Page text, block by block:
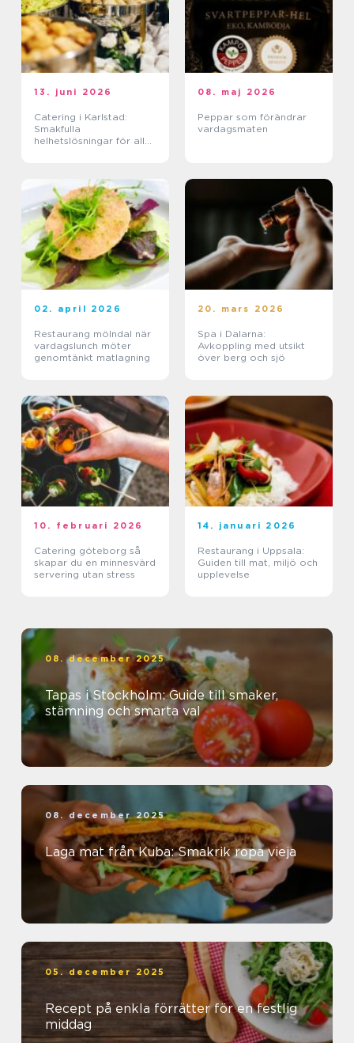
13. juni 2026
Catering i Karlstad:
Smakfulla
helhetslösningar för alla
08. maj 2026
Peppar som förändrar
vardagsmaten
02. april 2026
Restaurang mölndal när
vardagslunch möter
genomtänkt matlagning
20. mars 2026
Spa i Dalarna:
Avkoppling med utsikt
över berg och sjö
10. februari 2026
Catering göteborg så
skapar du en minnesvärd
servering utan stress
14. januari 2026
Restaurang i Uppsala:
Guiden till mat, miljö och
upplevelse
08. december 2025
Tapas i Stockholm: Guide till smaker,
stämning och smarta val
08. december 2025
Laga mat från Kuba: Smakrik ropa vieja
05. december 2025
Recept på enkla förrätter för en festlig
middag